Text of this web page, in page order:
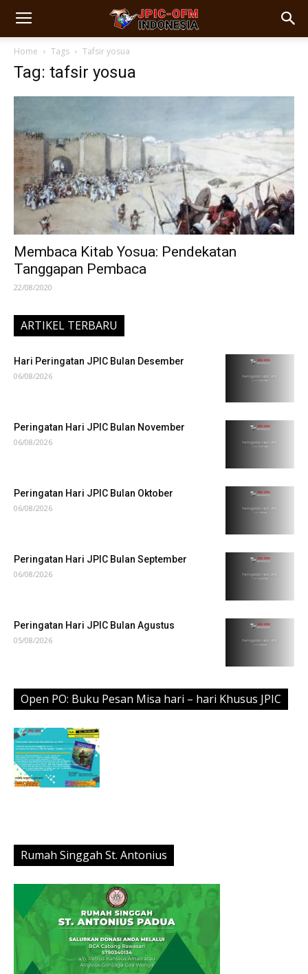
Home Tags Tafsir yosua
Tag: tafsir yosua
Membaca Kitab Yosua: Pendekatan
Tanggapan Pembaca
22/08/2020
ARTIKEL TERBARU
Hari Peringatan JPIC Bulan Desember
06/08/2026
Peringatan Hari JPIC Bulan November
06/08/2026
Peringatan Hari JPIC Bulan Oktober
06/08/2026
Peringatan Hari JPIC Bulan September
06/08/2026
Peringatan Hari JPIC Bulan Agustus
05/08/2026
Open PO: Buku Pesan Misa hari – hari Khusus JPIC
Rumah Singgah St. Antonius